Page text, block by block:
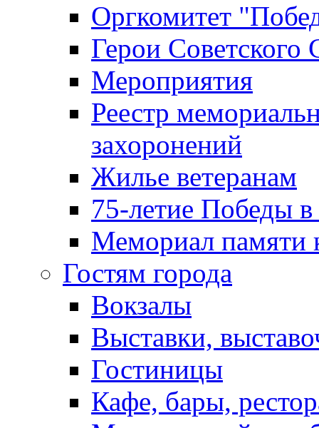
Оргкомитет
Герои Советского
Мероприятия
Реестр
захоронений
Жилье ветеранам
75-летие Победы
Мемориал памяти
Гостям города
Вокзалы
Выставки,
Гостиницы
Кафе, бары,